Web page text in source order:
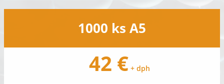
1000 ks A5
42 € + dph